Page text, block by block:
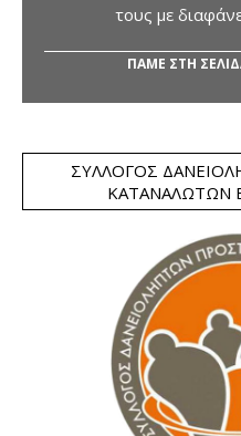
τους με
ΠΑΜΕ ΣΤΗ
ΣΎΛΛΟΓΟΣ
ΚΑΤΑΝΑΛΩΤΏΝ